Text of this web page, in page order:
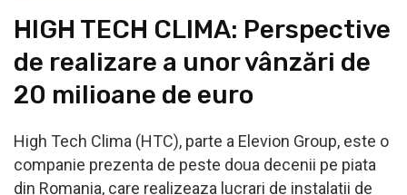
HIGH TECH CLIMA: Perspective
de realizare a unor vânzări de
20 milioane de euro
High Tech Clima (HTC), parte a Elevion Group, este o
companie prezenta de peste doua decenii pe piata
din Romania, care realizeaza lucrari de instalatii de